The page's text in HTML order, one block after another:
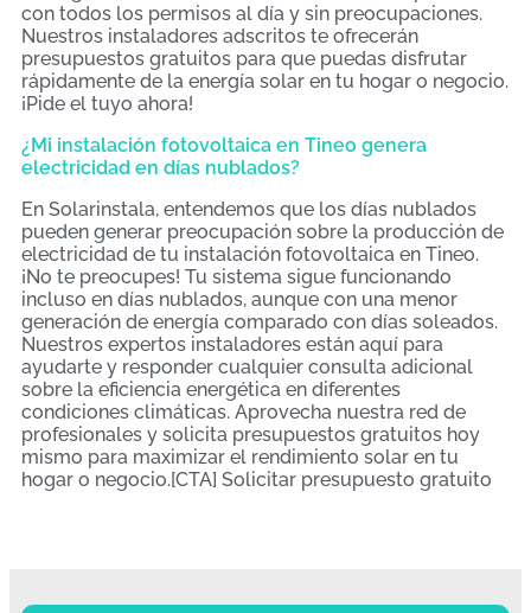
con todos los permisos al día y sin preocupaciones.
Nuestros instaladores adscritos te ofrecerán
presupuestos gratuitos para que puedas disfrutar
rápidamente de la energía solar en tu hogar o negocio.
¡Pide el tuyo ahora!
¿Mi instalación fotovoltaica en Tineo genera
electricidad en días nublados?
En Solarinstala, entendemos que los días nublados
pueden generar preocupación sobre la producción de
electricidad de tu instalación fotovoltaica en Tineo.
¡No te preocupes! Tu sistema sigue funcionando
incluso en días nublados, aunque con una menor
generación de energía comparado con días soleados.
Nuestros expertos instaladores están aquí para
ayudarte y responder cualquier consulta adicional
sobre la eficiencia energética en diferentes
condiciones climáticas. Aprovecha nuestra red de
profesionales y solicita presupuestos gratuitos hoy
mismo para maximizar el rendimiento solar en tu
hogar o negocio.[CTA] Solicitar presupuesto gratuito